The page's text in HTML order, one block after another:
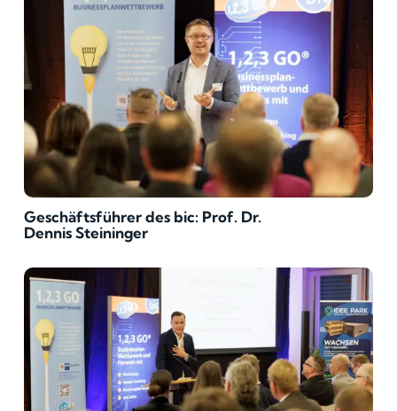
Geschäftsführer des bic: Prof. Dr.
Dennis Steininger